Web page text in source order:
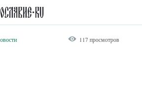
117 просмотров